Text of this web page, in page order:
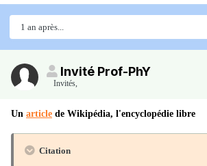
1 an après...
Invité Prof-PhY
Invités
Un article de Wikipédia, l'encyclopédie libre
Citation